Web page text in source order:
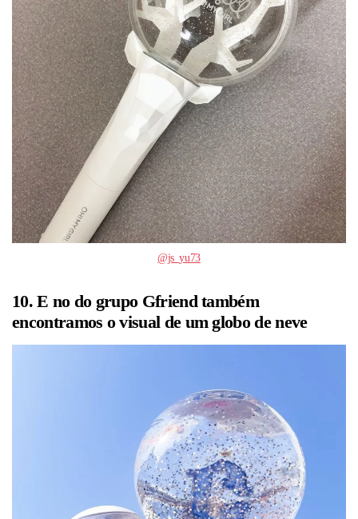
@js_yu73
10. E no do grupo Gfriend também
encontramos o visual de um globo de neve